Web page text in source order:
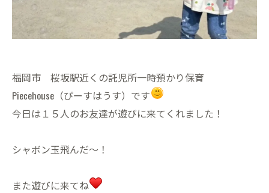
福岡市 桜坂駅近くの託児所一時預かり保育
Piecehouse（ぴーすはうす）です
今日は１５人のお友達が遊びに来てくれました！
シャボン玉飛んだ〜！
また遊びに来てね